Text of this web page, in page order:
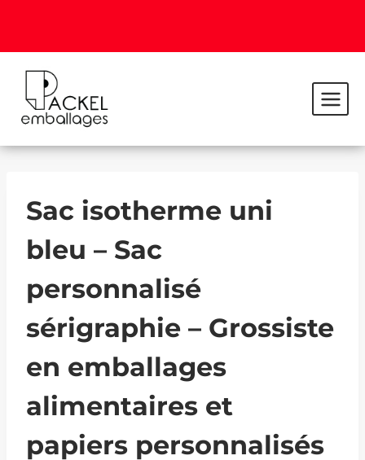
Sac isotherme uni
bleu – Sac
personnalisé
sérigraphie – Grossiste
en emballages
alimentaires et
papiers personnalisés